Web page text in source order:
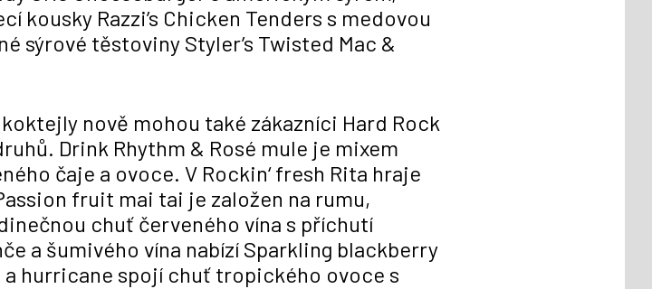
kousky Razzi’s Chicken Tenders s medovou
sýrové těstoviny Styler’s Twisted Mac &
nově mohou také zákazníci Hard Rock
Drink Rhythm & Rosé mule je mixem
čaje a ovoce. V Rockin‘ fresh Rita hraje
fruit mai tai je založen na rumu,
chuť červeného vína s příchutí
a šumivého vína nabízí Sparkling blackberry
hurricane spojí chuť tropického ovoce s